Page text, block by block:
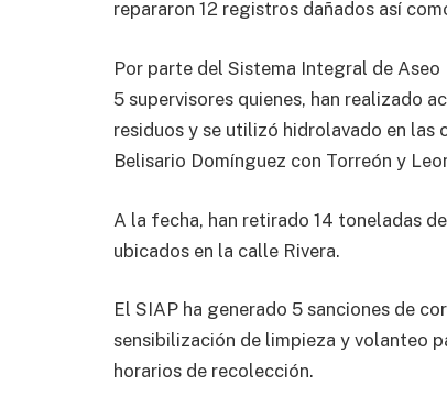
repararon 12 registros dañados así
Por parte del Sistema Integral de
5 supervisores quienes, han realizado
residuos y se utilizó hidrolavado en las
Belisario Domínguez con Torreón y
A la fecha, han retirado 14 toneladas
ubicados en la calle Rivera.
El SIAP ha generado 5 sanciones de
sensibilización de limpieza y volanteo
horarios de recolección.